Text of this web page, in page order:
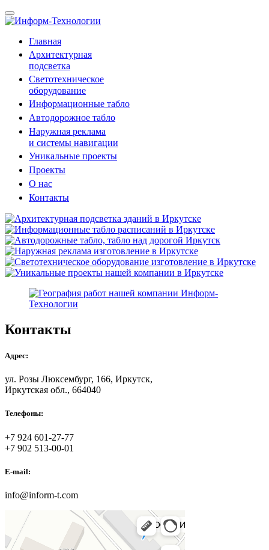
Главная
Архитектурная
подсветка
Светотехническое
оборудование
Информационные табло
Автодорожное табло
Наружная реклама
и системы навигации
Уникальные проекты
Проекты
О нас
Контакты
Контакты
Адрес:
ул. Розы Люксембург, 166, Иркутск,
Иркутская обл., 664040
Телефоны:
+7 924 601-27-77
+7 902 513-00-01
E-mail:
info@inform-t.com